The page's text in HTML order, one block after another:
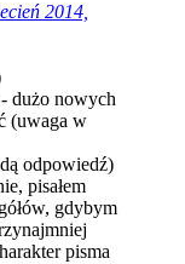
2014,
- dużo nowych
(uwaga w
odpowiedź)
pisałem
gdybym
pisma